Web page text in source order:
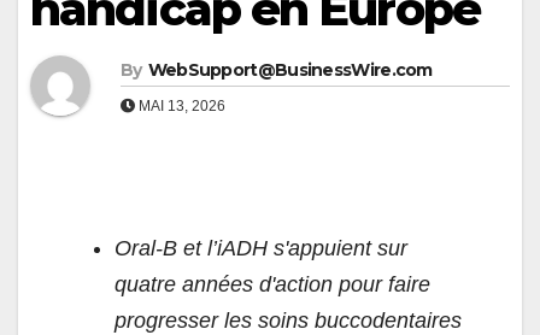
By WebSupport@BusinessWire.com
MAI 13, 2026
Oral‑B et l’iADH s'appuient sur
quatre années d'action pour faire
progresser les soins buccodentaires